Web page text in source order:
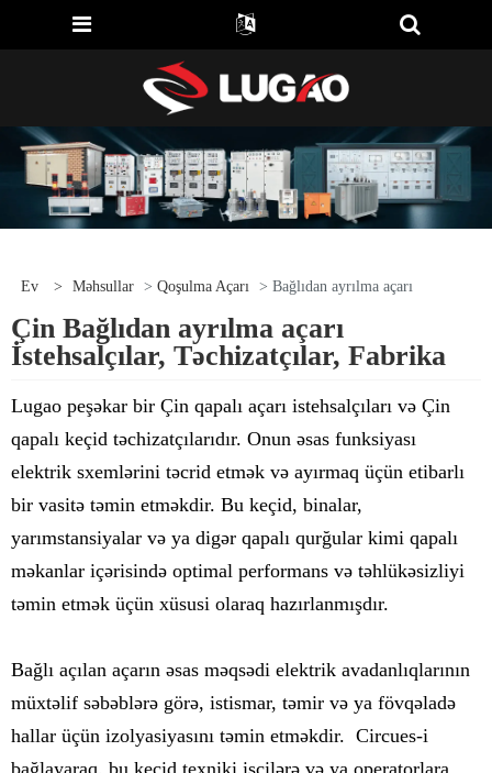
Ev > Məhsullar > Qoşulma Açarı > Bağlıdan ayrılma açarı
Çin Bağlıdan ayrılma açarı
İstehsalçılar, Təchizatçılar, Fabrika
Lugao peşəkar bir Çin qapalı açarı istehsalçıları və Çin
qapalı keçid təchizatçılarıdır. Onun əsas funksiyası
elektrik sxemlərini təcrid etmək və ayırmaq üçün etibarlı
bir vasitə təmin etməkdir. Bu keçid, binalar,
yarımstansiyalar və ya digər qapalı qurğular kimi qapalı
məkanlar içərisində optimal performans və təhlükəsizliyi
təmin etmək üçün xüsusi olaraq hazırlanmışdır.
Bağlı açılan açarın əsas məqsədi elektrik avadanlıqlarının
müxtəlif səbəblərə görə, istismar, təmir və ya fövqəladə
hallar üçün izolyasiyasını təmin etməkdir. Circues-i